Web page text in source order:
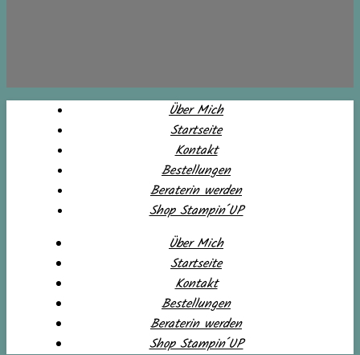
Über Mich
Startseite
Kontakt
Bestellungen
Beraterin werden
Shop Stampin´UP
Über Mich
Startseite
Kontakt
Bestellungen
Beraterin werden
Shop Stampin´UP